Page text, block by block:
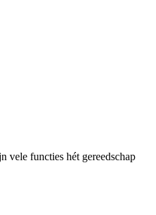
vele functies hét gereedschap